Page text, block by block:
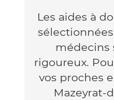
Les aides à
médecins
rigoureux.
vos proches
Mazeyrat-